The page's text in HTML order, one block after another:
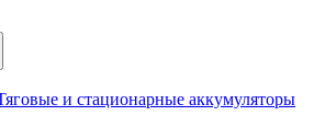
и стационарные аккумуляторы